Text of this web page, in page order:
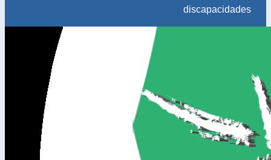
discapacidades